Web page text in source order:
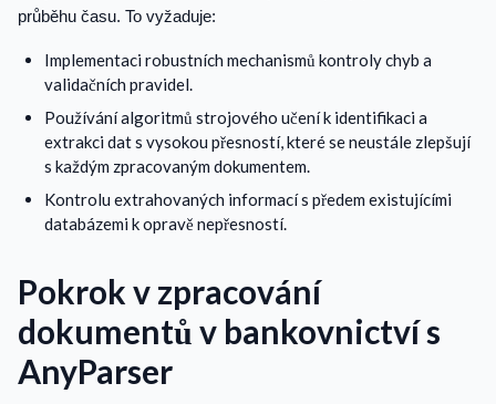
průběhu času. To vyžaduje:
Implementaci robustních mechanismů kontroly chyb a
validačních pravidel.
Používání algoritmů strojového učení k identifikaci a
extrakci dat s vysokou přesností, které se neustále zlepšují
s každým zpracovaným dokumentem.
Kontrolu extrahovaných informací s předem existujícími
databázemi k opravě nepřesností.
Pokrok v zpracování
dokumentů v bankovnictví s
AnyParser